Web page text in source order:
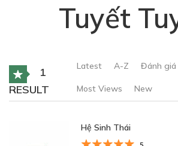
Tuyết
1
RESULT
Latest A-Z Đánh giá
Most Views New
Hệ Sinh Thái